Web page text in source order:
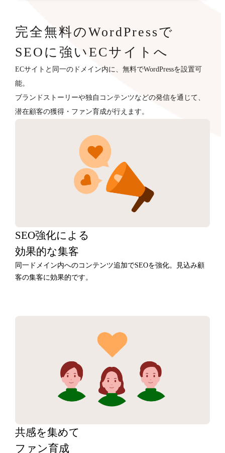
完全無料のWordPressで
SEOに強いECサイトへ
ECサイトと同一のドメイン内に、無料でWordPressを設置可
能。
ブランドストーリーや独自コンテンツなどの発信を通じて、
潜在顧客の獲得・ファン育成が行えます。
SEO強化による
効果的な集客
同一ドメイン内へのコンテンツ追加でSEOを強化。見込み顧
客の集客に効果的です。
共感を集めて
ファン育成